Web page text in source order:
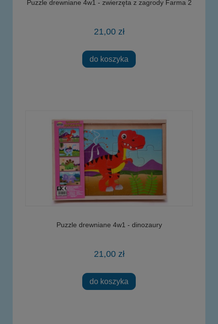
Puzzle drewniane 4w1 - zwierzęta z zagrody Farma 2
21,00 zł
do koszyka
Puzzle drewniane 4w1 - dinozaury
21,00 zł
do koszyka